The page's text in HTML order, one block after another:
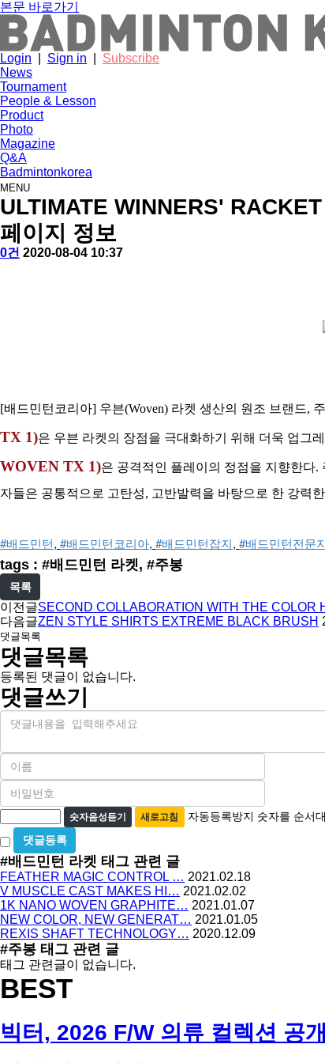
본문 바로가기
Login Sign in
Subscribe
News
Tournament
People & Lesson
Product
Photo
Magazine
Q&A
Badmintonkorea
MENU
product
ULTIMATE WINNERS'
페이지 정보
작
배
댓
0건 작
2020-08-04 10:37
[배드민턴코리아] 우븐(Woven) 라켓 생산의 원조 브랜드,
TX 1)은 우븐 라켓의 장점을 극대화하기 위해 더욱 업그
WOVEN TX 1)은 공격적인 플레이의 정점을 지향한다
자들은 공통적으로 고탄성, 고반발력을 바탕으로 한 강력
#배드민턴, #배드민턴코리아, #배드민턴잡지, #배드민턴전문
tags : #배드민턴 라켓, #주봉
목록
이전글SECOND COLLABORATION WITH THE COLOR
다음글ZEN STYLE SHIRTS EXTREME BLACK BRUSH
댓글목록
댓글목록
등록된 댓글이 없습니다.
댓글쓰기
내
이
필
수
비
밀
번
호
필
수
자
동
등
록
방
지
숫자음성듣기 새로고침 자동등록방지 숫자를 순서
비
밀
글
사
용
#배드민턴 라켓 태그 관련 글
FEATHER MAGIC CONTROL … 2021.02.18
V MUSCLE CAST MAKES HI… 2021.02.02
1K NANO WOVEN GRAPHITE… 2021.01.07
NEW COLOR, NEW GENERAT… 2021.01.05
REXIS SHAFT TECHNOLOGY… 2020.12.09
#주봉 태그 관련 글
태그 관련글이 없습니다.
BEST
빅터, 2026 F/W 의류 컬렉션 공개